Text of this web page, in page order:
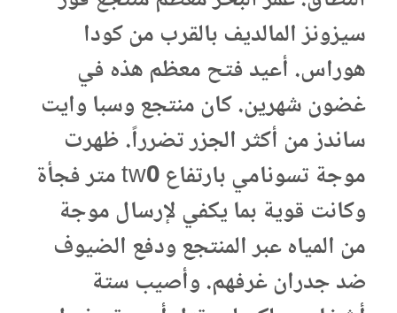
سيزونز المالديف بالقرب من كودا
هوراس. أعيد فتح معظم هذه في
غضون شهرين. كان منتجع وسبا وايت
ساندز من أكثر الجزر تضرراً. ظهرت
موجة تسونامي بارتفاع tw0 متر فجأة
وكانت قوية بما يكفي لإرسال موجة
من المياه عبر المنتجع ودفع الضيوف
ضد جدران غرفهم. وأصيب ستة